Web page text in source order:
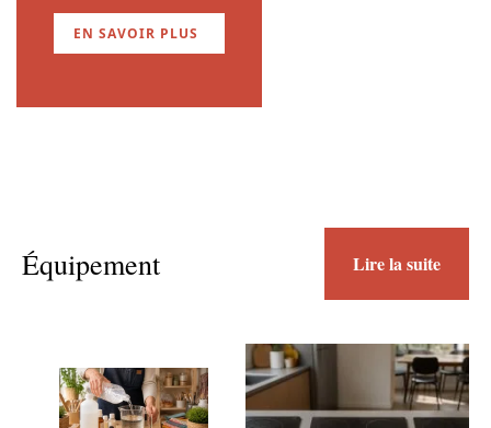
EN SAVOIR PLUS
Équipement Lire la suite